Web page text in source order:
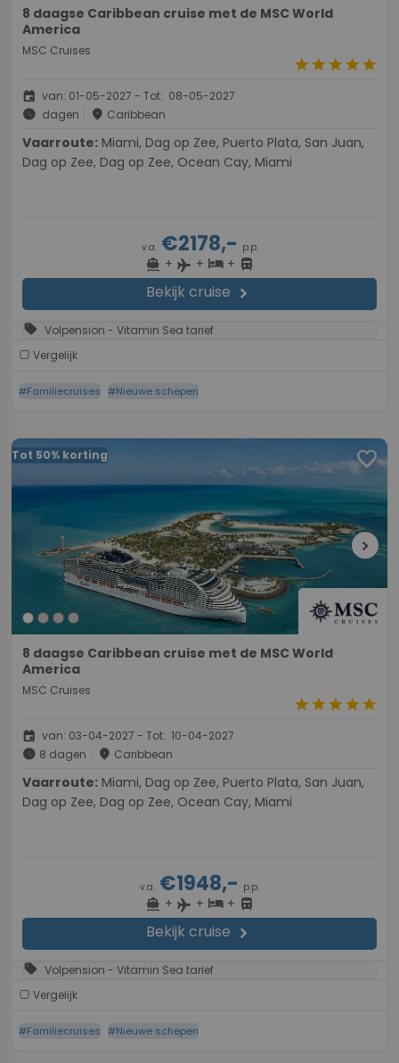
8 daagse Caribbean cruise met de MSC World
America
MSC Cruises
starstarstarstarstar
event van: 01-05-2027 - Tot: 08-05-2027
schedule dagen place Caribbean
Vaarroute:
Dag op Zee, Dag op Zee, Ocean Cay, Miami
v.a.€2178,- p.p.
directions_boat + flight + hotel+ directions_bus
Bekijk cruise chevron_right
sell Volpension - Vitamin Sea tarief
Vergelijk
#Familiecruises #Nieuwe schepen
Tot 50% korting favorite
chevron_right
8 daagse Caribbean cruise met de MSC World
America
MSC Cruises
starstarstarstarstar
event van: 03-04-2027 - Tot: 10-04-2027
schedule 8 dagen place Caribbean
Vaarroute:
Dag op Zee, Dag op Zee, Ocean Cay, Miami
v.a. €1948,- p.p.
directions_boat + flight + hotel+ directions_bus
Bekijk cruise chevron_right
sell Volpension - Vitamin Sea tarief
Vergelijk
#Familiecruises #Nieuwe schepen